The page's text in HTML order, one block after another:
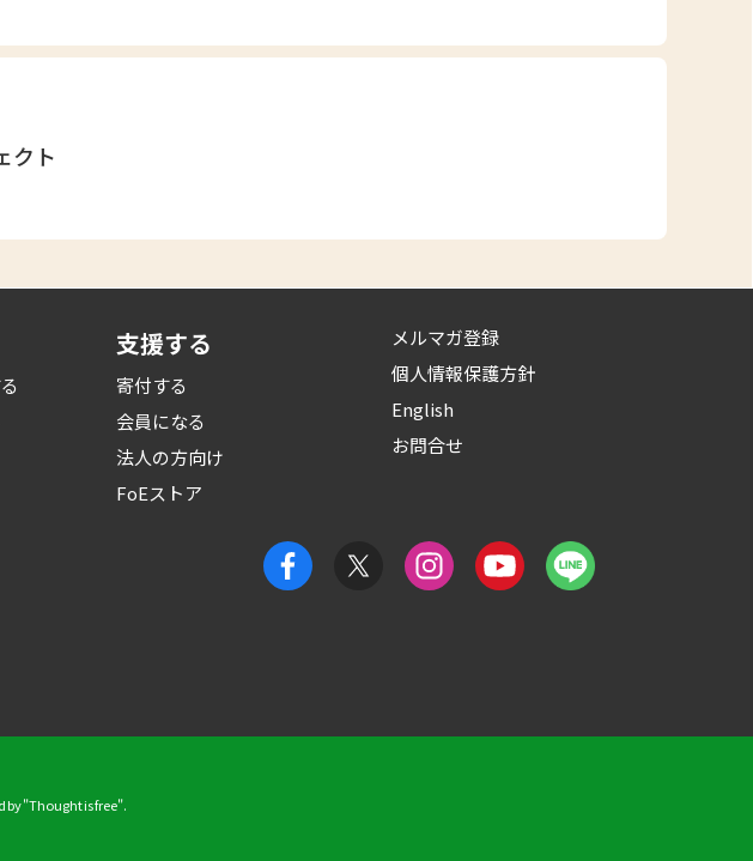
クト
支援する
寄付する
会員になる
法人の方向け
FoEストア
メルマガ登録
個人情報保護方針
English
お問合せ
by "Thought is free".